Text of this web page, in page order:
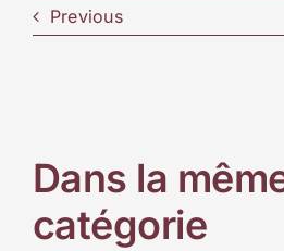
Previous
Dans la
catégorie